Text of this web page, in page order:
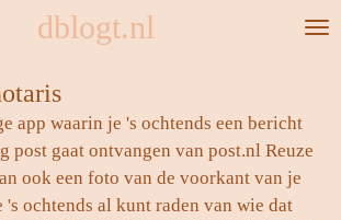
dblogt.nl
app waarin je 's ochtends een bericht
post gaat ontvangen van post.nl Reuze
ook een foto van de voorkant van je
's ochtends al kunt raden van wie dat